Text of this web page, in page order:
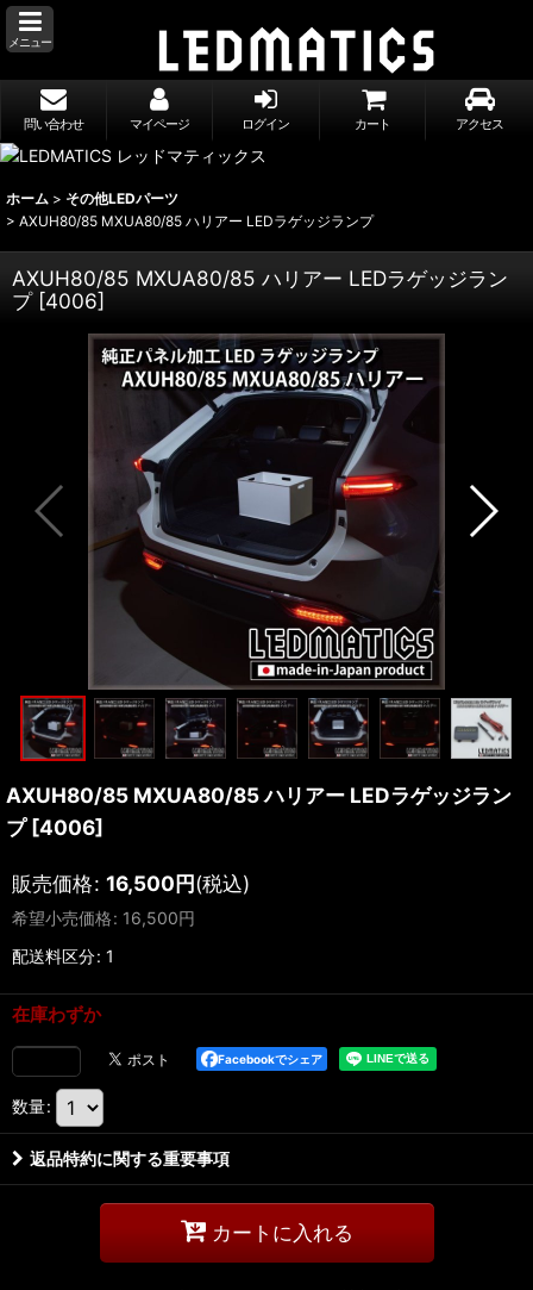
メニュー
問い合わせ マイページ ログイン カート アクセス
ホーム > その他LEDパーツ
> AXUH80/85 MXUA80/85 ハリアー LEDラゲッジランプ
AXUH80/85 MXUA80/85 ハリアー LEDラゲッジラン
プ [4006]
AXUH80/85 MXUA80/85 ハリアー LEDラゲッジラン
プ [4006]
販売価格: 16,500円(税込)
希望小売価格: 16,500円
配送料区分: 1
在庫わずか
Facebookでシェア
数量:
返品特約に関する重要事項
カートに入れる